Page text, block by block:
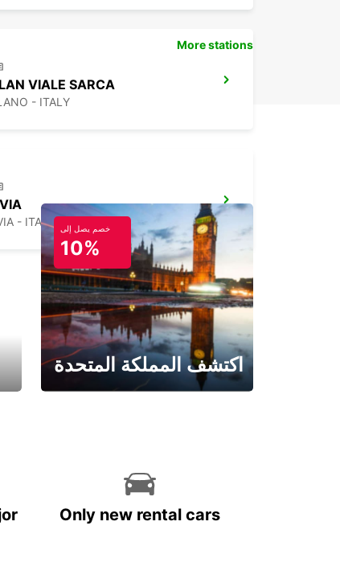
VIALE SARCA
- ITALY
- ITALY
More stations
خصم يصل إلى
10%
اكتشف المملكة المتحدة
Only new rental cars